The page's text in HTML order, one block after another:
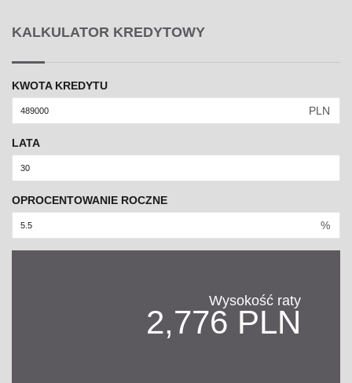
KALKULATOR KREDYTOWY
KWOTA KREDYTU
PLN
LATA
OPROCENTOWANIE ROCZNE
%
Wysokość raty
2,776 PLN